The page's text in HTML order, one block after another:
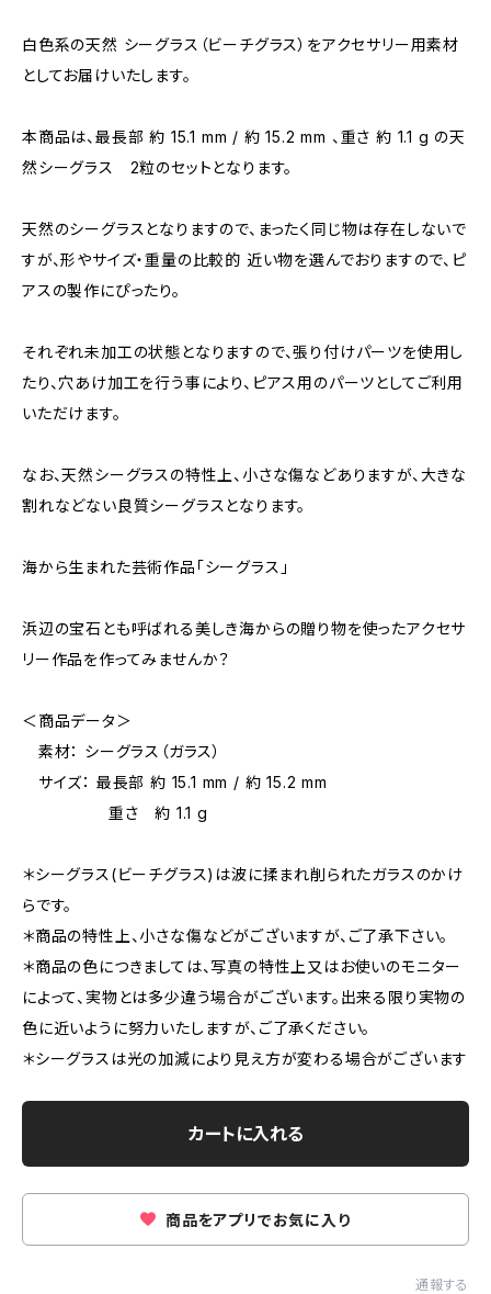
白色系の天然 シーグラス（ビーチグラス）をアクセサリー用素材
としてお届けいたします。
本商品は、最長部 約 15.1 mm / 約 15.2 mm 、重さ 約 1.1 g の天
然シーグラス 2粒のセットとなります。
天然のシーグラスとなりますので、まったく同じ物は存在しないで
すが、形やサイズ・重量の比較的 近い物を選んでおりますので、ピ
アスの製作にぴったり。
それぞれ未加工の状態となりますので、張り付けパーツを使用し
たり、穴あけ加工を行う事により、ピアス用のパーツとしてご利用
いただけます。
なお、天然シーグラスの特性上、小さな傷などありますが、大きな
割れなどない良質シーグラスとなります。
海から生まれた芸術作品「シーグラス」
浜辺の宝石とも呼ばれる美しき海からの贈り物を使ったアクセサ
リー作品を作ってみませんか？
＜商品データ＞
素材： シーグラス（ガラス）
サイズ： 最長部 約 15.1 mm / 約 15.2 mm
重さ 約 1.1 g
＊シーグラス(ビーチグラス)は波に揉まれ削られたガラスのかけ
らです。
＊商品の特性上、小さな傷などがございますが、ご了承下さい。
＊商品の色につきましては、写真の特性上又はお使いのモニター
によって、実物とは多少違う場合がございます。出来る限り実物の
色に近いように努力いたしますが、ご了承ください。
＊シーグラスは光の加減により見え方が変わる場合がございます
カートに入れる
商品をアプリでお気に入り
通報する